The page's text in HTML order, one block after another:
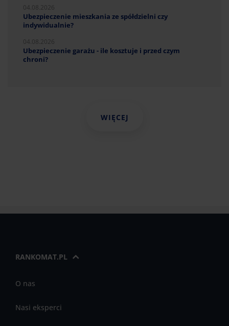
Ubezpieczenie mieszkania ze spółdzielni czy
indywidualnie?
Ubezpieczenie garażu - ile kosztuje i przed czym
chroni?
WIĘCEJ
RANKOMAT.PL
O nas
Nasi eksperci